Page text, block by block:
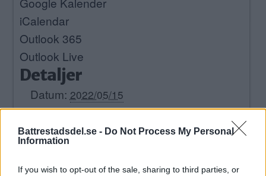
Battrestadsdel.se - Do Not Process My Personal
Information
If you wish to opt-out of the sale, sharing to third parties, or
iCalendar
Outlook 365
Outlook Live
Detaljer
Datum: 2022/05/15
Tid:
11:00 - 15:00
Evenemang Tags: